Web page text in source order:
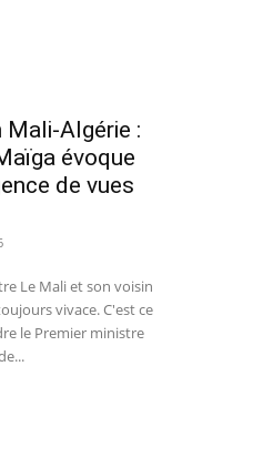
Mali-Algérie :
évoque
de vues
Le Mali et son voisin
vivace. C'est ce
le Premier ministre